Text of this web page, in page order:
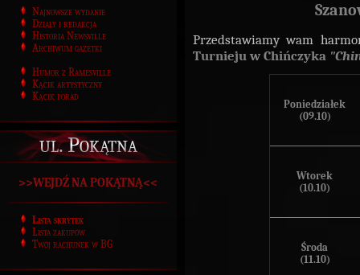
Najnowsze wydanie
Działy i redakcja
Historia Newsville
Archiwum gazetki
Humor z Ramesville
Kącik artystyczny
Kącik porad
ul. Pokątna
>>WEJDŹ NA POKĄTNĄ<<
Lista skrytek
Lista zakupów
Twój rachunek w BG
Przedstawiamy wam
Turnieju w Chińczyka
Poniedziałek
(09.10)
Wtorek
(10.10)
Środa
(11.10)